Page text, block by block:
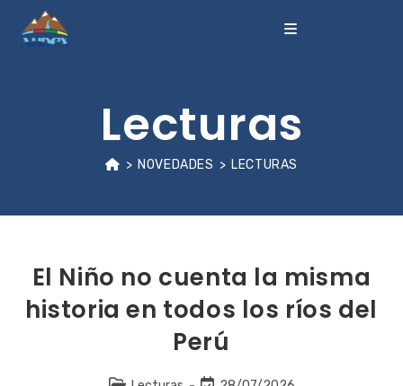
Lecturas
> NOVEDADES > LECTURAS
El Niño no cuenta la misma
historia en todos los ríos del
Perú